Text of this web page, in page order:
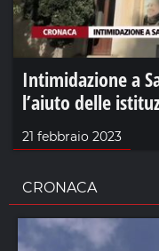
Intimidazione a
l’aiuto delle
21 febbraio 2023
CRONACA